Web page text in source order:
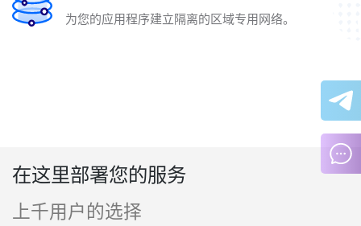
为您的应用程序建立隔离的区域专用网络。
在这里部署您的服务
上千用户的选择